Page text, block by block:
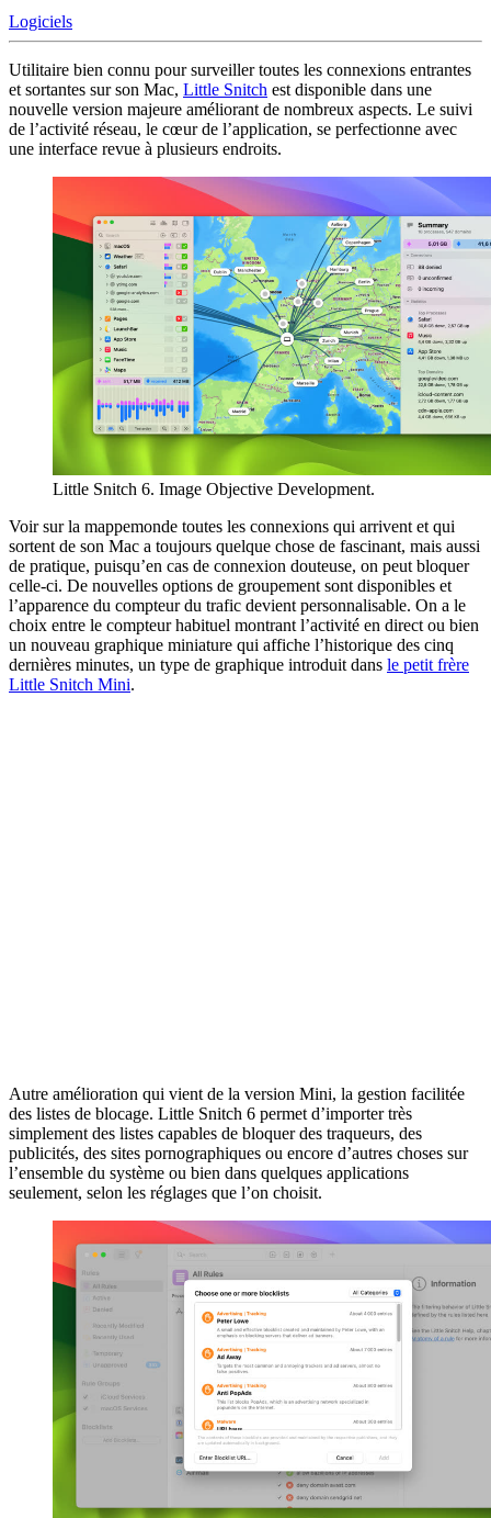
Logiciels
Utilitaire bien connu pour surveiller toutes les connexions entrantes
et sortantes sur son Mac, Little Snitch est disponible dans une
nouvelle version majeure améliorant de nombreux aspects. Le suivi
de l’activité réseau, le cœur de l’application, se perfectionne avec
une interface revue à plusieurs endroits.
Little Snitch 6. Image Objective Development.
Voir sur la mappemonde toutes les connexions qui arrivent et qui
sortent de son Mac a toujours quelque chose de fascinant, mais aussi
de pratique, puisqu’en cas de connexion douteuse, on peut bloquer
celle-ci. De nouvelles options de groupement sont disponibles et
l’apparence du compteur du trafic devient personnalisable. On a le
choix entre le compteur habituel montrant l’activité en direct ou bien
un nouveau graphique miniature qui affiche l’historique des cinq
dernières minutes, un type de graphique introduit dans le petit frère
Little Snitch Mini.
Autre amélioration qui vient de la version Mini, la gestion facilitée
des listes de blocage. Little Snitch 6 permet d’importer très
simplement des listes capables de bloquer des traqueurs, des
publicités, des sites pornographiques ou encore d’autres choses sur
l’ensemble du système ou bien dans quelques applications
seulement, selon les réglages que l’on choisit.